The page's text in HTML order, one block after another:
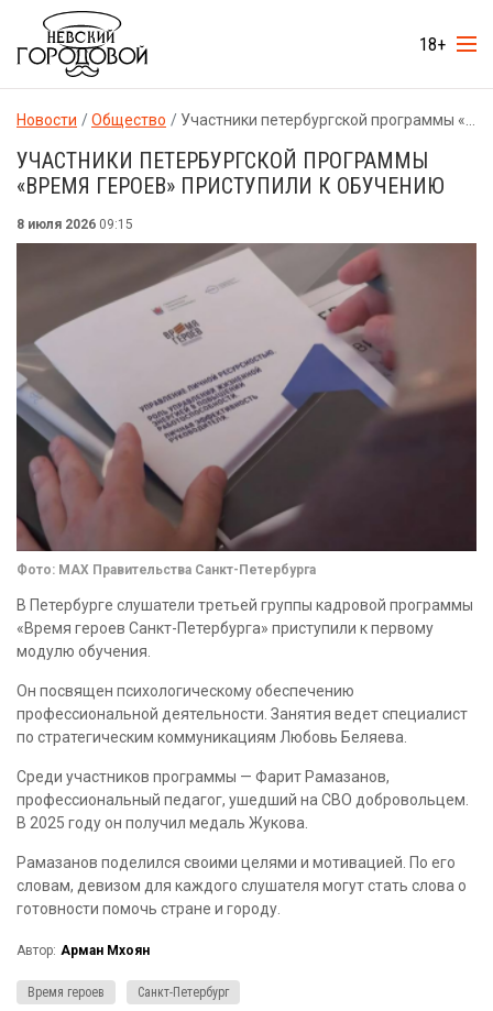
18+
Новости Общество Участники петербургской программы «Время героев» приступили к обучению
УЧАСТНИКИ ПЕТЕРБУРГСКОЙ ПРОГРАММЫ
«ВРЕМЯ ГЕРОЕВ» ПРИСТУПИЛИ К ОБУЧЕНИЮ
8 июля 2026 09:15
Фото: МАХ Правительства Санкт-Петербурга
В Петербурге слушатели третьей группы кадровой программы
«Время героев Санкт-Петербурга» приступили к первому
модулю обучения.
Он посвящен психологическому обеспечению
профессиональной деятельности. Занятия ведет специалист
по стратегическим коммуникациям Любовь Беляева.
Среди участников программы — Фарит Рамазанов,
профессиональный педагог, ушедший на СВО добровольцем.
В 2025 году он получил медаль Жукова.
Рамазанов поделился своими целями и мотивацией. По его
словам, девизом для каждого слушателя могут стать слова о
готовности помочь стране и городу.
Автор: Арман Мхоян
Время героев Санкт-Петербург